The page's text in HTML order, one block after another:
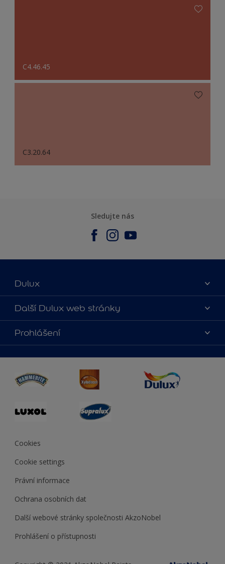
C4.46.45
C3.20.64
Sledujte nás
Dulux
O nás
Kontaktujte nás
Najít obchod
Další Dulux web stránky
duluxmalir.cz
duluxmaliar.sk
duluxprodejnabarev.cz
duluxpredajnafarieb.sk
Prohlášení
Cookies
Cookie settings
Právní informace
Ochrana osobních dat
Další webové stránky společnosti AkzoNobel
Prohlášení o přístupnosti